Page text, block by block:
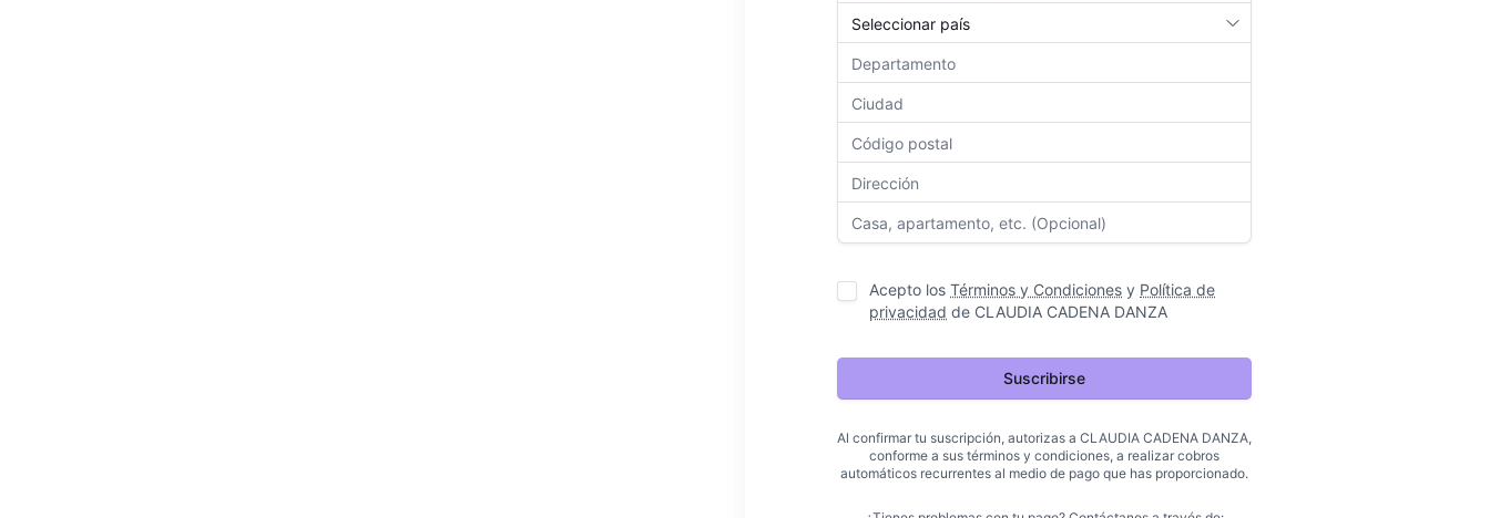
Acepto los Términos y Condiciones y Política de
privacidad de CLAUDIA CADENA DANZA
Suscribirse
Al confirmar tu suscripción, autorizas a CLAUDIA CADENA DANZA,
conforme a sus términos y condiciones, a realizar cobros
automáticos recurrentes al medio de pago que has proporcionado.